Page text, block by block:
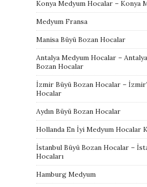
Konya Medyum Hocalar – Konya
Medyum Fransa
Manisa Büyü Bozan Hocalar
Antalya Medyum Hocalar –
Bozan Hocalar
İzmir Büyü Bozan Hocalar –
Hocalar
Aydın Büyü Bozan Hocalar
Hollanda En İyi Medyum Hocalar
İstanbul Büyü Bozan Hocalar –
Hocaları
Hamburg Medyum